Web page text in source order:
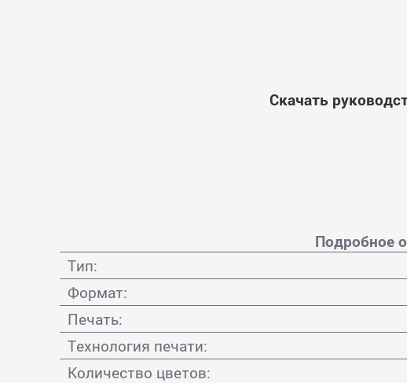
Скачать
Подробное
Тип:
Формат:
Печать:
Технология печати:
Количество цветов: